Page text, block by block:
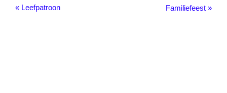
« Leefpatroon Familiefeest »